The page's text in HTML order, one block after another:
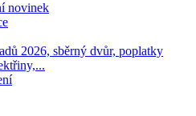
novinek
2026, sběrný dvůr, poplatky